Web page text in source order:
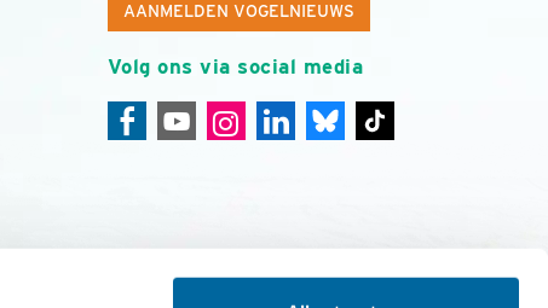
AANMELDEN VOGELNIEUWS
Volg ons via social media